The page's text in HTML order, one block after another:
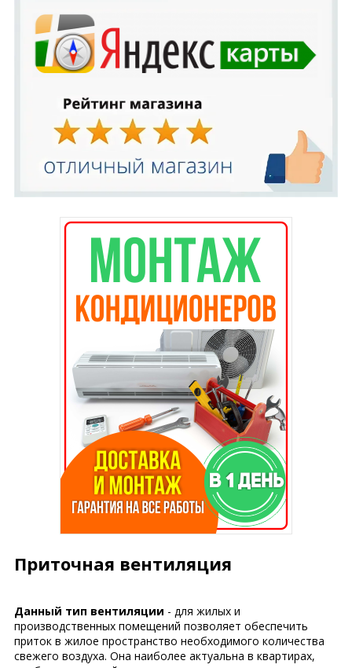
Приточная вентиляция
Данный тип вентиляции - для жилых и
производственных помещений позволяет обеспечить
приток в жилое пространство необходимого количества
свежего воздуха. Она наиболее актуальна в квартирах,